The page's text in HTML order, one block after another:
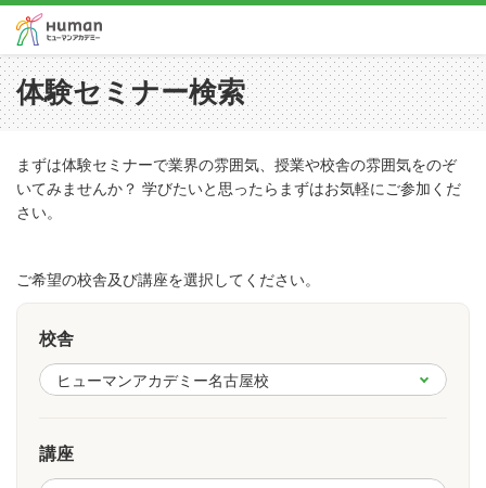
体験セミナー検索
まずは体験セミナーで業界の雰囲気、授業や校舎の雰囲気をのぞ
いてみませんか？ 学びたいと思ったらまずはお気軽にご参加くだ
さい。
ご希望の校舎及び講座を選択してください。
校舎
講座